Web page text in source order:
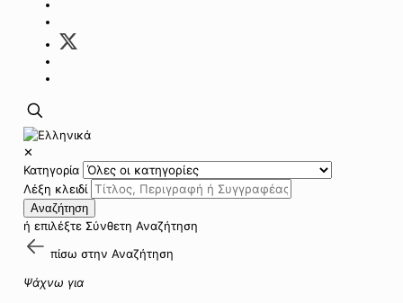
✕
Κατηγορία
Λέξη κλειδί
Αναζήτηση
ή επιλέξτε Σύνθετη Αναζήτηση
πίσω στην Αναζήτηση
Ψάχνω για